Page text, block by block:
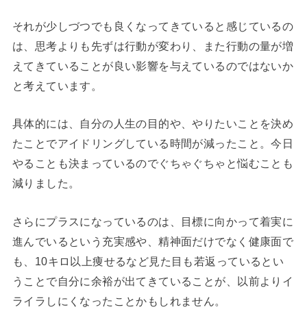
それが少しづつでも良くなってきていると感じているの
は、思考よりも先ずは行動が変わり、また行動の量が増
えてきていることが良い影響を与えているのではないか
と考えています。
具体的には、自分の人生の目的や、やりたいことを決め
たことでアイドリングしている時間が減ったこと。今日
やることも決まっているのでぐちゃぐちゃと悩むことも
減りました。
さらにプラスになっているのは、目標に向かって着実に
進んでいるという充実感や、精神面だけでなく健康面で
も、10キロ以上痩せるなど見た目も若返っているとい
うことで自分に余裕が出てきていることが、以前よりイ
ライラしにくなったことかもしれません。